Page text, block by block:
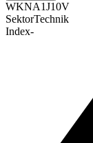
WKNA1J10V
SektorTechnik
Index-